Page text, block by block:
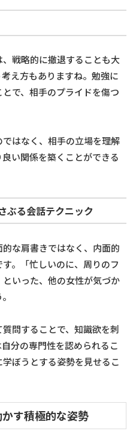
戦略的に撤退することも大
え方もありますね。勉強に
で、相手のプライドを傷つ
はなく、相手の立場を理解
い関係を築くことができる
ぶる会話テクニック
な肩書きではなく、内面的
。「忙しいのに、周りのフ
いった、他の女性が気づか
問することで、知識欲を刺
分の専門性を認められるこ
ぼうとする姿勢を見せるこ
かす積極的な姿勢